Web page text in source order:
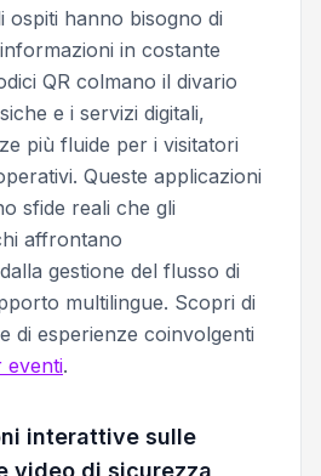
ospiti hanno bisogno di
in costante
QR colmano il divario
e i servizi digitali,
più fluide per i visitatori
Queste applicazioni
sfide reali che gli
affrontano
gestione del flusso di
multilingue. Scopri di
di esperienze coinvolgenti
eventi.
interattive sulle
video di sicurezza